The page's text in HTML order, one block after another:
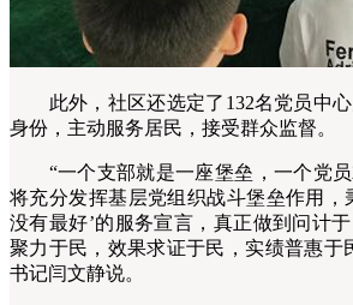
此外，社区还选定了132名党员中心
身份，主动服务居民，接受群众监督。
“一个支部就是一座堡垒，一个党员
将充分发挥基层党组织战斗堡垒作用，
没有最好’的服务宣言，真正做到问计
聚力于民，效果求证于民，实绩普惠于
书记闫文静说。